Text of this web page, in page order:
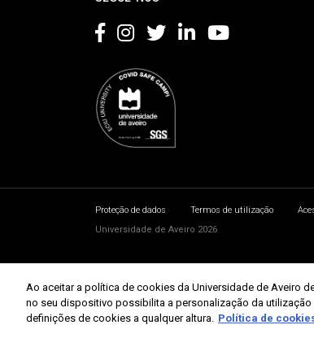
Proteção de dados Termos de utilização
Universidade de Aveiro 2026
Ao aceitar a política de cookies da Universidade de Aveiro
no seu dispositivo possibilita a personalização da
definições de cookies a qualquer altura. Política de